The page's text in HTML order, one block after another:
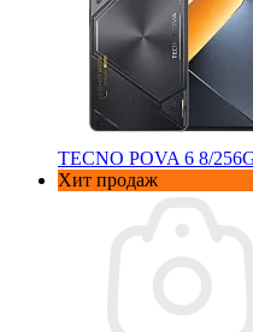
TECNO POVA 6 8/
Хит продаж